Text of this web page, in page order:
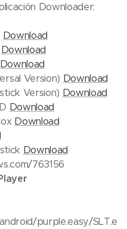
Downloader:
Download
Download
Download
Version) Download
Version) Download
Download
Download
Download
763156
purple.easy/SLT.e